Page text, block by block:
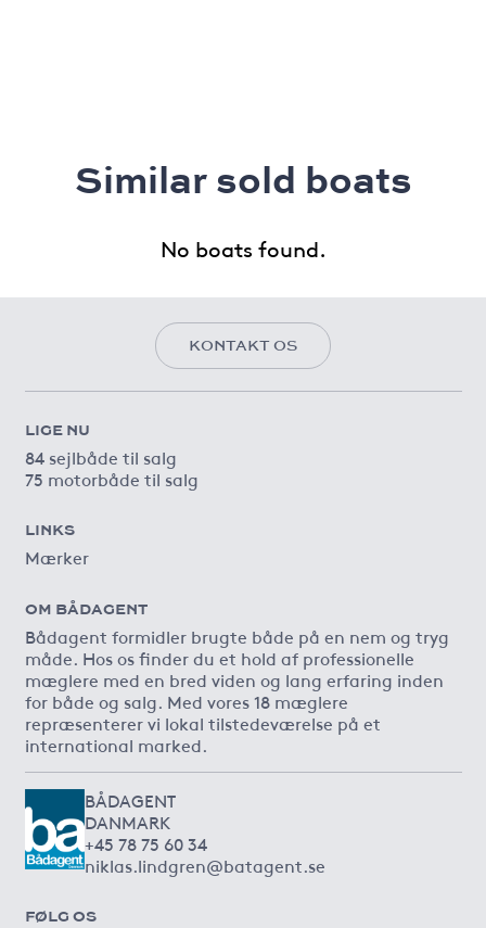
Similar sold boats
No boats found.
KONTAKT OS
LIGE NU
84 sejlbåde til salg
75 motorbåde til salg
LINKS
Mærker
OM BÅDAGENT
Bådagent formidler brugte både på en nem og tryg
måde. Hos os finder du et hold af professionelle
mæglere med en bred viden og lang erfaring inden
for både og salg. Med vores 18 mæglere
repræsenterer vi lokal tilstedeværelse på et
international marked.
BÅDAGENT
DANMARK
+45 78 75 60 34
niklas.lindgren@batagent.se
FØLG OS